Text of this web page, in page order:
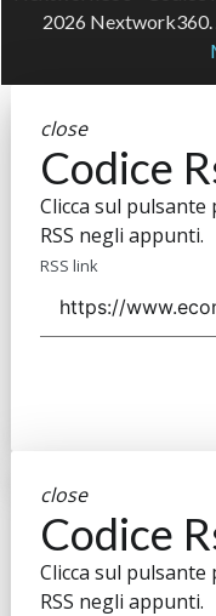
2026 Nextwork360.
close
Codice
Clicca sul
RSS negli appunti.
RSS link
close
Codice
Clicca sul
RSS negli appunti.